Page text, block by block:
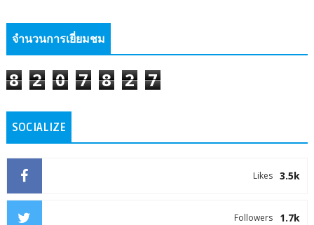
จำนวนการเยี่ยมชม
8 2 0 7 8 2 7
SOCIALIZE
3.5k
Likes
1.7k
Followers